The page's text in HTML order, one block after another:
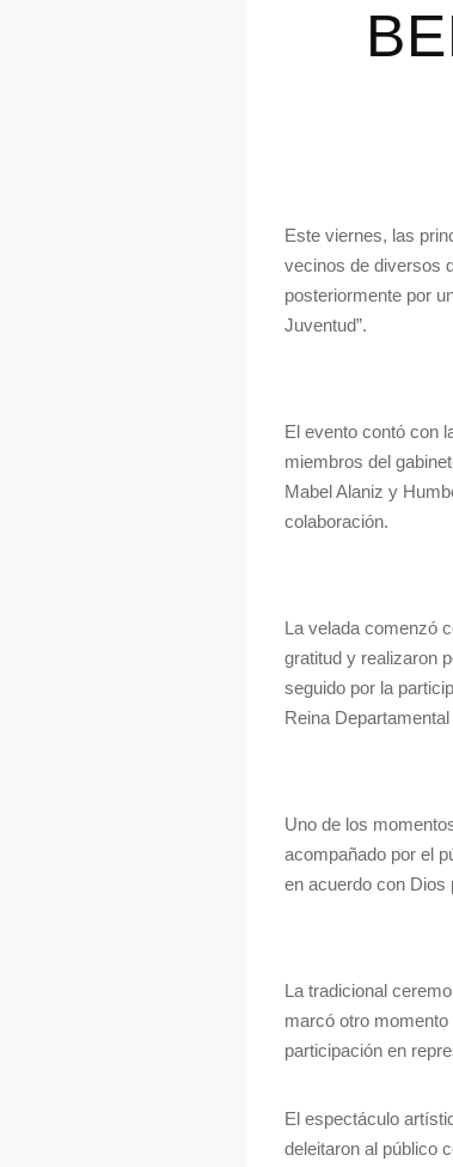
Este viernes, las
vecinos de diversos
posteriormente por
Juventud”.
El evento contó con
miembros del
Mabel Alaniz y
colaboración.
La velada comenzó
gratitud y realizaron
seguido por la
Reina
Uno de los
acompañado por el
en acuerdo con Dios
La tradicional
marcó otro
participación en
El espectáculo
deleitaron al público